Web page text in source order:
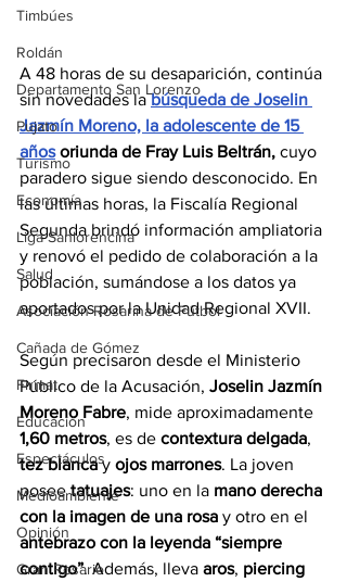
Timbúes
Roldán
Departamento San Lorenzo
Pujato
Turismo
Economía
Liga Sanlorencina
Salud
Asociación Rosarina de Fútbol
Cañada de Gómez
Firmat
Educación
Espectáculos
Medioambiente
Opinión
Gran Rosario
A 48 horas de su desaparición, continúa
sin novedades la búsqueda de Joselin
Jazmín Moreno, la adolescente de 15
años oriunda de Fray Luis Beltrán, cuyo
paradero sigue siendo desconocido. En
las últimas horas, la Fiscalía Regional
Segunda brindó información ampliatoria
y renovó el pedido de colaboración a la
población, sumándose a los datos ya
aportados por la Unidad Regional XVII.
Según precisaron desde el Ministerio
Público de la Acusación, Joselin Jazmín
Moreno Fabre, mide aproximadamente
1,60 metros, es de contextura delgada,
tez blanca y ojos marrones. La joven
posee tatuajes: uno en la mano derecha
con la imagen de una rosa y otro en el
antebrazo con la leyenda “siempre
contigo”. Además, lleva aros, piercing